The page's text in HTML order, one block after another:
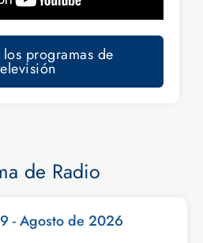
programas de
de Radio
- Agosto de 2026